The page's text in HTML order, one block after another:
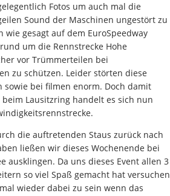
Fotos um auch mal die
Sound der Maschinen ungestört zu
wie gesagt auf dem EuroSpeedway
um die Rennstrecke Hohe
vor Trümmerteilen bei
zu schützen. Leider störten diese
sowie bei filmen enorm. Doch damit
Lausitzring handelt es sich nun
die auftretenden Staus zurück nach
ließen wir dieses Wochenende bei
ausklingen. Da uns dieses Event allen 3
so viel Spaß gemacht hat versuchen
wieder dabei zu sein wenn das